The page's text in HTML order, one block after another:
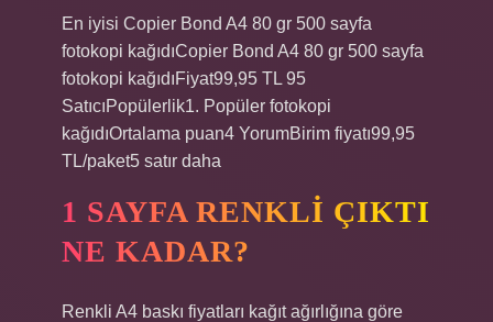
En iyisi Copier Bond A4 80 gr 500 sayfa
fotokopi kağıdıCopier Bond A4 80 gr 500 sayfa
fotokopi kağıdıFiyat99,95 TL 95
SatıcıPopülerlik1. Popüler fotokopi
kağıdıOrtalama puan4 YorumBirim fiyatı99,95
TL/paket5 satır daha
1 SAYFA RENKLI ÇIKTI
NE KADAR?
Renkli A4 baskı fiyatları kağıt ağırlığına göre